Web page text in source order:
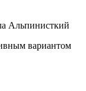
Альпинисткий
вариантом